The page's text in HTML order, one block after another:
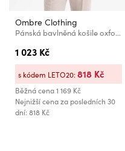
Ombre Clothing
Pánská bavlněná košile oxford v pastelových barvách - mátová Ombre Clothing
1 023 Kč
Běžná cena1 169 Kč
Nejnižší cena za posledních 30
dní: 818 Kč
s kódem LETO20:818 Kč